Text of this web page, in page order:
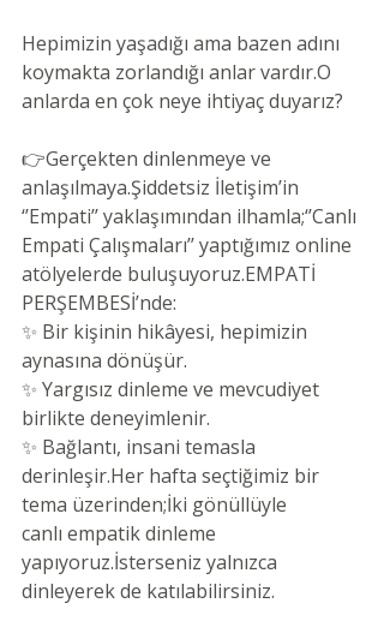
Hepimizin yaşadığı ama bazen adını
koymakta zorlandığı anlar vardır.O
anlarda en çok neye ihtiyaç duyarız?
👉Gerçekten dinlenmeye ve
anlaşılmaya.Şiddetsiz İletişim’in
‘’Empati’’ yaklaşımından ilhamla;‘’Canlı
Empati Çalışmaları’’ yaptığımız online
atölyelerde buluşuyoruz.EMPATİ
PERŞEMBESİ’nde:
✨ Bir kişinin hikâyesi, hepimizin
aynasına dönüşür.
✨ Yargısız dinleme ve mevcudiyet
birlikte deneyimlenir.
✨ Bağlantı, insani temasla
derinleşir.Her hafta seçtiğimiz bir
tema üzerinden;İki gönüllüyle
canlı empatik dinleme
yapıyoruz.İsterseniz yalnızca
dinleyerek de katılabilirsiniz.